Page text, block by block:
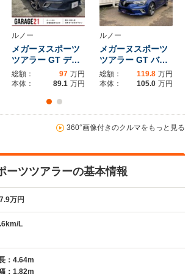
全幅
1.81m
全長
4.57m
ホイールベース
-m
全幅
1.78m
全長
4.51m～4.52m
ホイールベース
-m
ホイー
17.0～
└市街地
ルノー
メガーヌスポーツ
ツアラー GT デ…
総額： 97 万円
本体：
89.1 万円
ルノー
メガーヌスポーツ
ツアラー GT バ…
総額： 119.8 万円
本体：
105.0 万円
360°画像付きのクルマをもっと見る
ーツツアラーの基本情報
万円
L
：4.64m
：1.82m